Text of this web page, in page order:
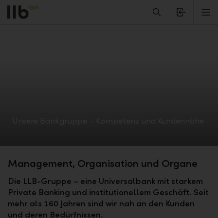
Alerts.Headline
Management, Organisation und Organe
Die LLB-Gruppe – eine Universalbank mit starkem
Private Banking und institutionellem Geschäft. Seit
mehr als 160 Jahren sind wir nah an den Kunden
und deren Bedürfnissen.